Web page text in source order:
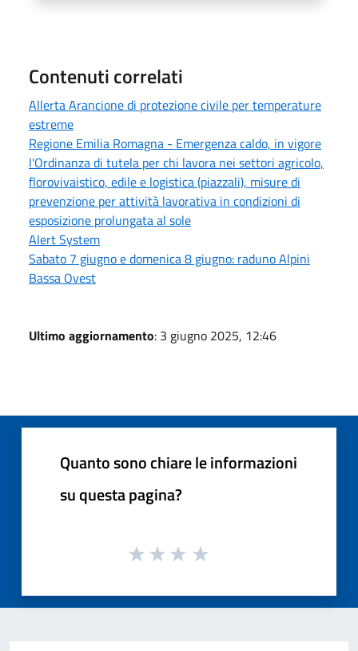
Contenuti correlati
Allerta Arancione di protezione civile per temperature
estreme
Regione Emilia Romagna - Emergenza caldo, in vigore
l'Ordinanza di tutela per chi lavora nei settori agricolo,
florovivaistico, edile e logistica (piazzali), misure di
prevenzione per attività lavorativa in condizioni di
esposizione prolungata al sole
Alert System
Sabato 7 giugno e domenica 8 giugno: raduno Alpini
Bassa Ovest
Ultimo aggiornamento: 3 giugno 2025, 12:46
Quanto sono chiare le informazioni
su questa pagina?